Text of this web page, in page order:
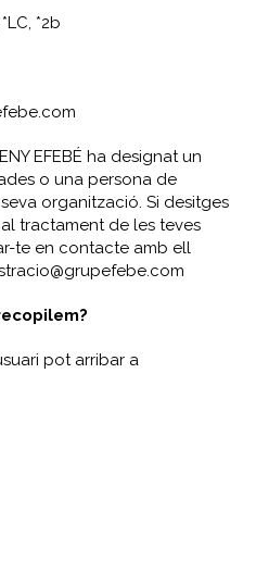
*2b
EFEBÉ ha designat un
o una persona de
organització. Si desitges
tractament de les teves
te en contacte amb ell
pot arribar a